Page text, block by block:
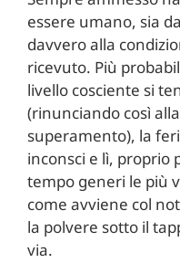
essere umano, sia
davvero alla
ricevuto. Più
livello cosciente si
(rinunciando così
superamento), la
inconsci e lì, proprio
tempo generi le più
come avviene col
la polvere sotto il
via.